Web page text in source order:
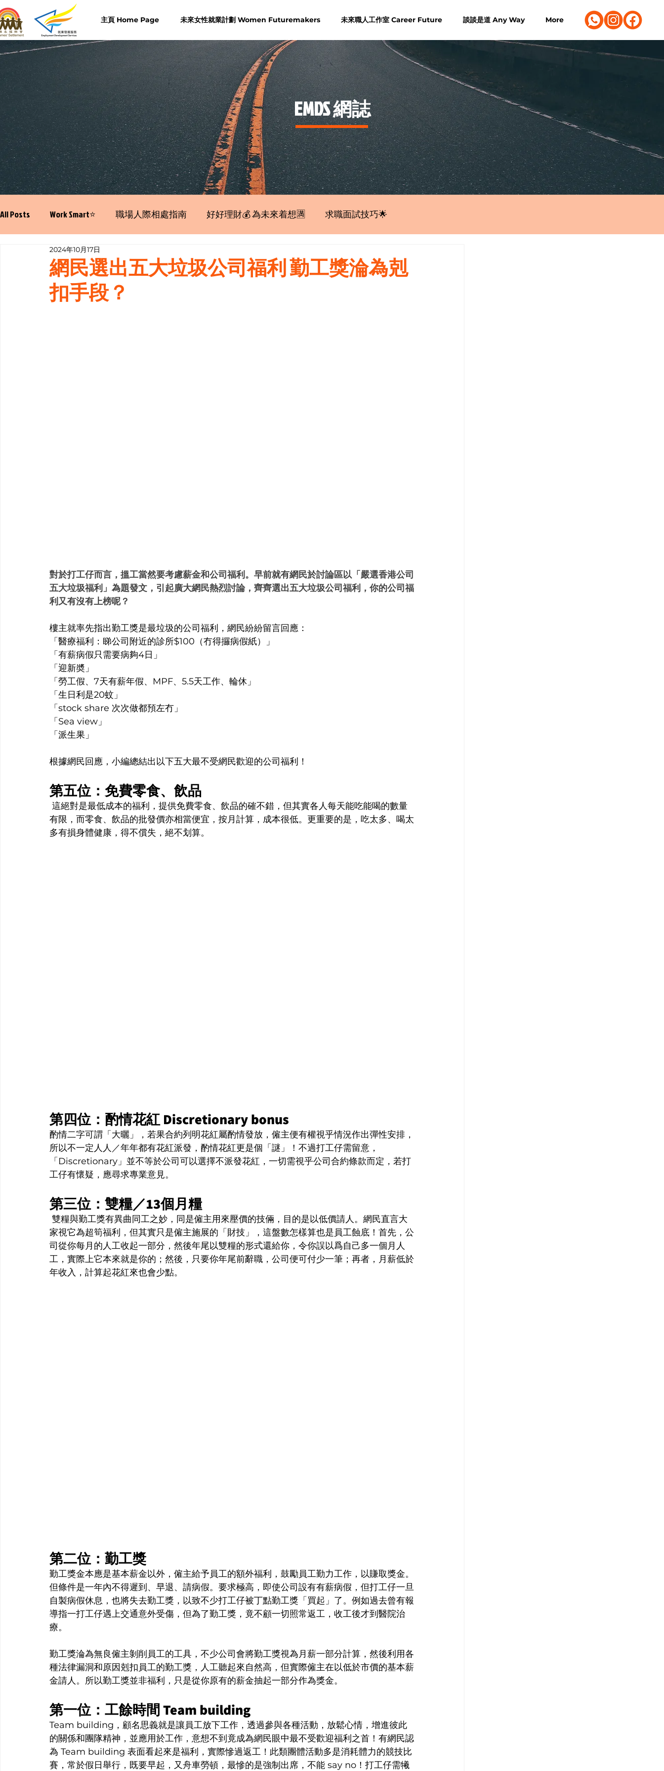
主頁 Home Page 未來女性就業計劃 Women Futuremakers 未來職人工作室 Career Future 談談是道 Any Way More
​EMDS 網誌
All Posts Work Smart⭐️ 職場人際相處指南 好好理財💰 為未來着想🈵 求職面試技巧🌟
寫履歷表嘅技巧📝
網民選出五大垃圾公司福利 勤工獎淪為剋
扣手段？
2024年10月17日
對於打工仔而言，搵工當然要考慮薪金和公司福利。早前就有網民於討論區以「嚴選香港公司
五大垃圾福利」為題發文，引起廣大網民熱烈討論，齊齊選出五大垃圾公司福利，你的公司福
利又有沒有上榜呢？
樓主就率先指出勤工獎是最垃圾的公司福利，網民紛紛留言回應：
「醫療福利：睇公司附近的診所$100（冇得攞病假紙）」
「有薪病假只需要病夠4日」
「迎新奬」
「勞工假、7天有薪年假、MPF、5.5天工作、輪休」
「生日利是20蚊」
「stock share 次次做都預左冇」
「Sea view」
「派生果」
根據網民回應，小編總結出以下五大最不受網民歡迎的公司福利！
第五位：免費零食、飲品
這絕對是最低成本的福利，提供免費零食、飲品的確不錯，但其實各人每天能吃能喝的數量
有限，而零食、飲品的批發價亦相當便宜，按月計算，成本很低。更重要的是，吃太多、喝太
多有損身體健康，得不償失，絕不划算。
第四位：酌情花紅 Discretionary bonus
酌情二字可謂「大曬」，若果合約列明花紅屬酌情發放，僱主便有權視乎情況作出彈性安排，
所以不一定人人／年年都有花紅派發，酌情花紅更是個「謎」！不過打工仔需留意，
「Discretionary」並不等於公司可以選擇不派發花紅，一切需視乎公司合約條款而定，若打
工仔有懷疑，應尋求專業意見。
第三位：雙糧／13個月糧
雙糧與勤工獎有異曲同工之妙，同是僱主用來壓價的技倆，目的是以低價請人。網民直言大
家視它為超筍福利，但其實只是僱主施展的「財技」，這盤數怎樣算也是員工蝕底！首先，公
司從你每月的人工收起一部分，然後年尾以雙糧的形式還給你，令你誤以爲自己多一個月人
工，實際上它本來就是你的；然後，只要你年尾前辭職，公司便可付少一筆；再者，月薪低於
年收入，計算起花紅來也會少點。
第二位：勤工獎
勤工獎金本應是基本薪金以外，僱主給予員工的額外福利，鼓勵員工勤力工作，以賺取獎金。
但條件是一年內不得遲到、早退、請病假。要求極高，即使公司設有有薪病假，但打工仔一旦
自製病假休息，也將失去勤工獎，以致不少打工仔被丁點勤工獎「買起」了。例如過去曾有報
導指一打工仔遇上交通意外受傷，但為了勤工獎，竟不顧一切照常返工，收工後才到醫院治
療。
勤工獎淪為無良僱主剝削員工的工具，不少公司會將勤工獎視為月薪一部分計算，然後利用各
種法律漏洞和原因剋扣員工的勤工獎，人工聽起來自然高，但實際僱主在以低於市價的基本薪
金請人。所以勤工獎並非福利，只是從你原有的薪金抽起一部分作為獎金。
第一位：工餘時間 Team building
Team building，顧名思義就是讓員工放下工作，透過參與各種活動，放鬆心情，增進彼此
的關係和團隊精神，並應用於工作，意想不到竟成為網民眼中最不受歡迎福利之首！有網民認
為 Team building 表面看起來是福利，實際慘過返工！此類團體活動多是消耗體力的競技比
賽，常於假日舉行，既要早起，又舟車勞頓，最慘的是強制出席，不能 say no！打工仔需犧